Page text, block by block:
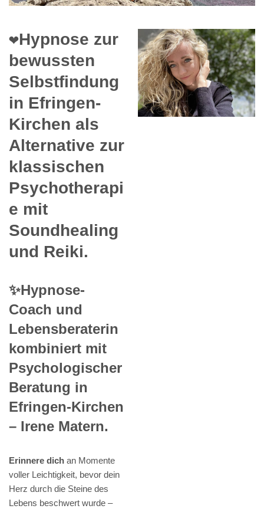
❤️Hypnose zur
bewussten
Selbstfindung
in Efringen-
Kirchen als
Alternative zur
klassischen
Psychotherapi
e mit
Soundhealing
und Reiki.
✨Hypnose-
Coach und
Lebensberaterin
kombiniert mit
Psychologischer
Beratung in
Efringen-Kirchen
– Irene Matern.
Erinnere dich an Momente
voller Leichtigkeit, bevor dein
Herz durch die Steine des
Lebens beschwert wurde –